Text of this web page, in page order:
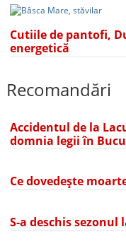
Cutiile de pantofi,
energetică
Recomandări
Accidentul de la
domnia legii în
Ce dovedește
S-a deschis